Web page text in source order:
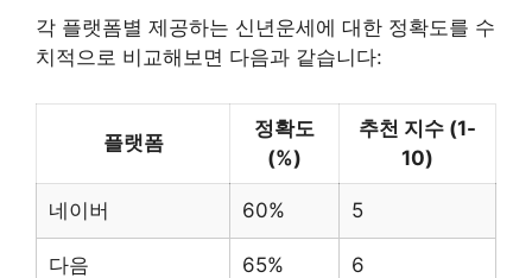
각 플랫폼별 제공하는 신년운세에 대한 정확도를 수
치적으로 비교해보면 다음과 같습니다:
플랫폼
정확도
(%)
추천 지수 (1-
10)
네이버 60% 5
다음 65% 6